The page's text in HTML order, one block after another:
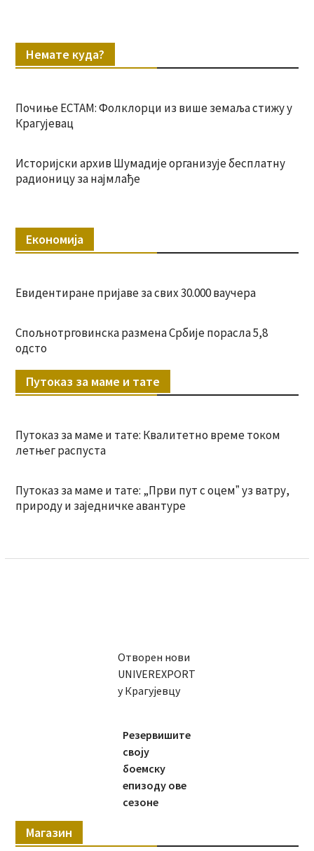
Немате куда?
Почиње ЕСТАМ: Фолклорци из више земаља стижу у
Крагујевац
Историјски архив Шумадије организује бесплатну
радионицу за најмлађе
Економија
Евидентиране пријаве за свих 30.000 ваучера
Спољнотрговинска размена Србије порасла 5,8
одсто
Путоказ за маме и тате
Путоказ за маме и тате: Квалитетно време током
летњег распуста
Путоказ за маме и тате: „Први пут с оцемˮ уз ватру,
природу и заједничке авантуре
Отворен нови
UNIVEREXPORT
у Крагујевцу
Резервишите
своју
боемску
епизоду ове
сезоне
Магазин